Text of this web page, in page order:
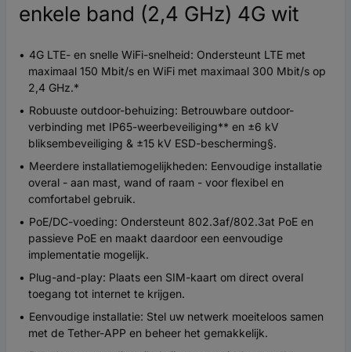
enkele band (2,4 GHz) 4G wit
4G LTE- en snelle WiFi-snelheid: Ondersteunt LTE met
maximaal 150 Mbit/s en WiFi met maximaal 300 Mbit/s op
2,4 GHz.*
Robuuste outdoor-behuizing: Betrouwbare outdoor-
verbinding met IP65-weerbeveiliging** en ±6 kV
bliksembeveiliging & ±15 kV ESD-bescherming§.
Meerdere installatiemogelijkheden: Eenvoudige installatie
overal - aan mast, wand of raam - voor flexibel en
comfortabel gebruik.
PoE/DC-voeding: Ondersteunt 802.3af/802.3at PoE en
passieve PoE en maakt daardoor een eenvoudige
implementatie mogelijk.
Plug-and-play: Plaats een SIM-kaart om direct overal
toegang tot internet te krijgen.
Eenvoudige installatie: Stel uw netwerk moeiteloos samen
met de Tether-APP en beheer het gemakkelijk.